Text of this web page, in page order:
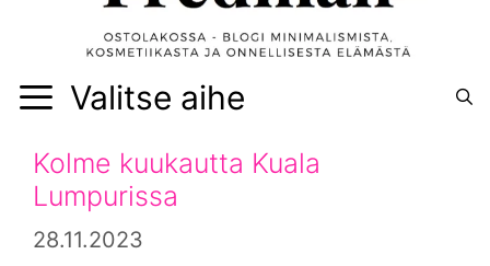
Valitse aihe
Kolme kuukautta Kuala
Lumpurissa
28.11.2023